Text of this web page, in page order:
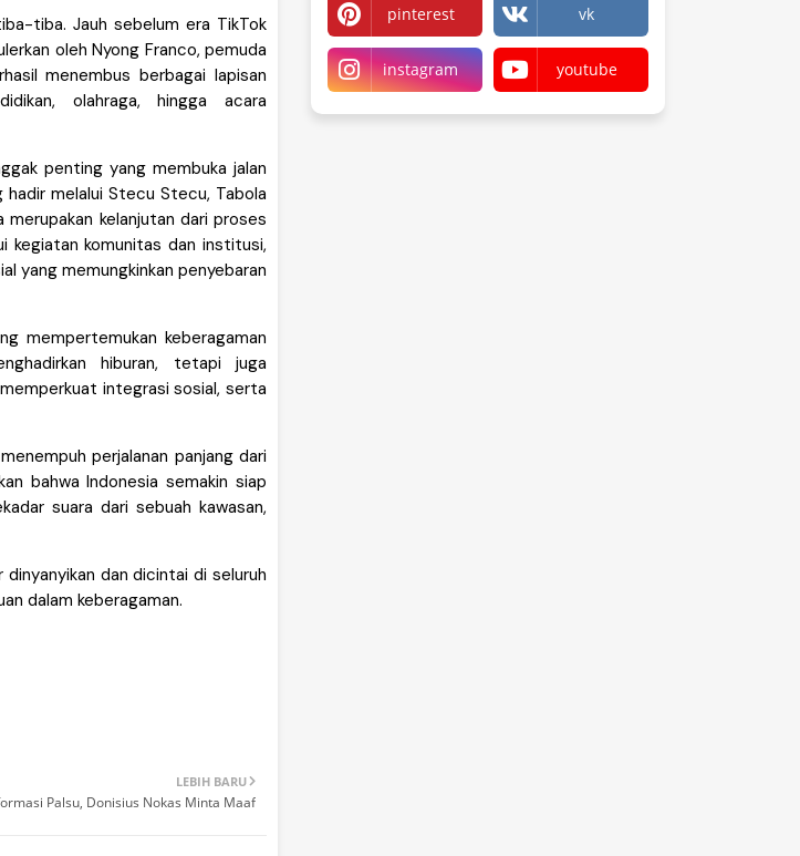
tiba. Jauh sebelum era TikTok
oleh Nyong Franco, pemuda
menembus berbagai lapisan
olahraga, hingga acara
penting yang membuka jalan
melalui Stecu Stecu, Tabola
merupakan kelanjutan dari proses
kegiatan komunitas dan institusi,
yang memungkinkan penyebaran
mempertemukan keberagaman
hiburan, tetapi juga
integrasi sosial, serta
perjalanan panjang dari
bahwa Indonesia semakin siap
suara dari sebuah kawasan,
dan dicintai di seluruh
dalam keberagaman.
LEBIH BARU
Palsu, Donisius Nokas Minta Maaf
pinterest vk
instagram youtube